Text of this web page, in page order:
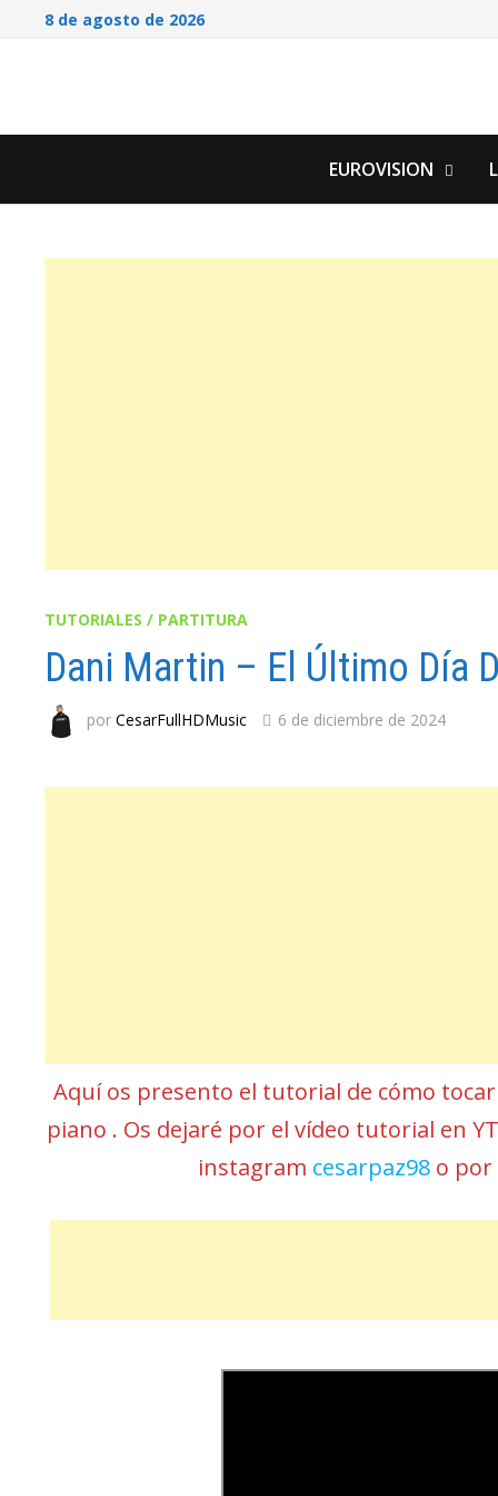
Saltar8 de agosto de 2026
EUROVISION
TUTORIALES / PARTITURA
Dani Martin – El Último Día
porCesarFullHDMusic 6 de diciembre de 2024
Aquí os presento el tutorial de cómo
piano . Os dejaré por el vídeo tutorial en
instagram cesarpaz98o por